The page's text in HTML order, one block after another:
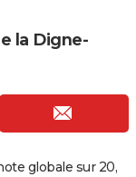
la Digne-
globale sur 20,